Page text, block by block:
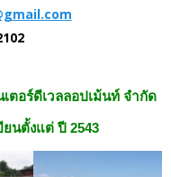
ตอร์ดีเวลลอปเม้นท์ จำกัด
ยนตั้งแต่ ปี 2543